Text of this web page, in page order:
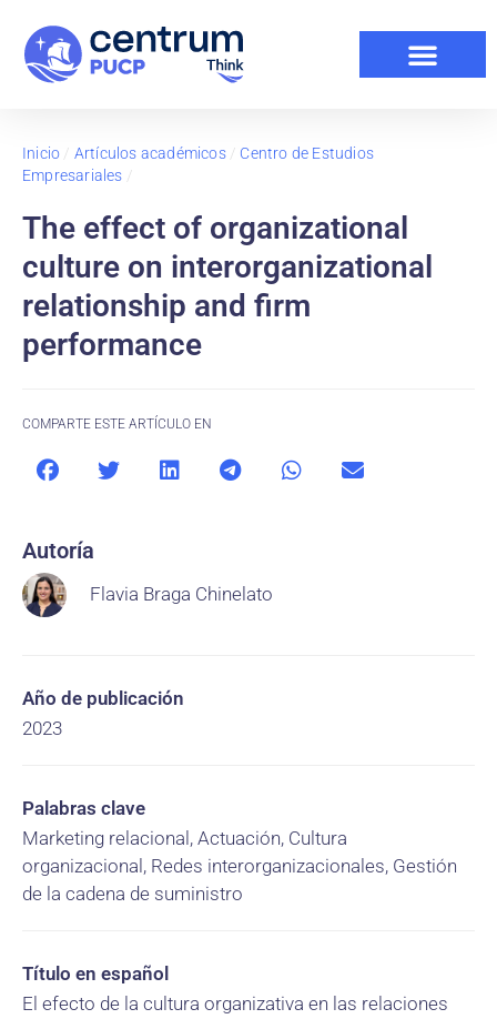
Inicio / Artículos académicos/ Centro de Estudios
Empresariales /
The effect of organizational
culture on interorganizational
relationship and firm
performance
COMPARTE ESTE ARTÍCULO EN
Autoría
Flavia Braga Chinelato
Año de publicación
2023
Palabras clave
Marketing relacional, Actuación, Cultura
organizacional, Redes interorganizacionales, Gestión
de la cadena de suministro
Título en español
El efecto de la cultura organizativa en las relaciones